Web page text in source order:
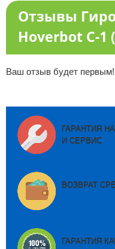
Отзывы
Hoverbot C-
Ваш отзыв будет
ГАРАНТИЯ
И СЕРВИС
ВОЗВРАТ
ГАРАНТИЯ